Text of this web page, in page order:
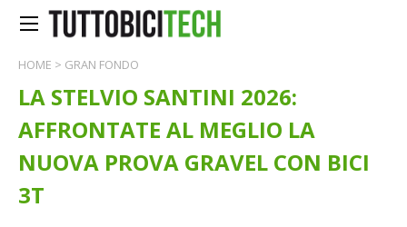
HOME > GRAN FONDO
LA STELVIO SANTINI 2026:
AFFRONTATE AL MEGLIO LA
NUOVA PROVA GRAVEL CON BICI
3T